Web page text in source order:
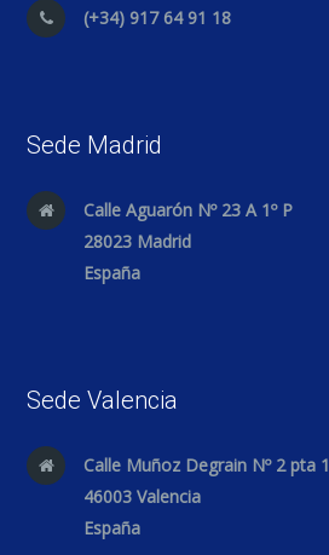
(+34) 917 64 91 18
Sede Madrid
Calle Aguarón Nº 23 A 1º P
28023 Madrid
España
Sede Valencia
Calle Muñoz Degrain Nº 2 pta 1
46003 Valencia
España